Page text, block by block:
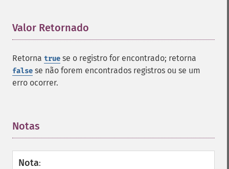
Valor Retornado
Retorna true se o registro for encontrado; retorna
false se não forem encontrados registros ou se um
erro ocorrer.
Notas
Nota: